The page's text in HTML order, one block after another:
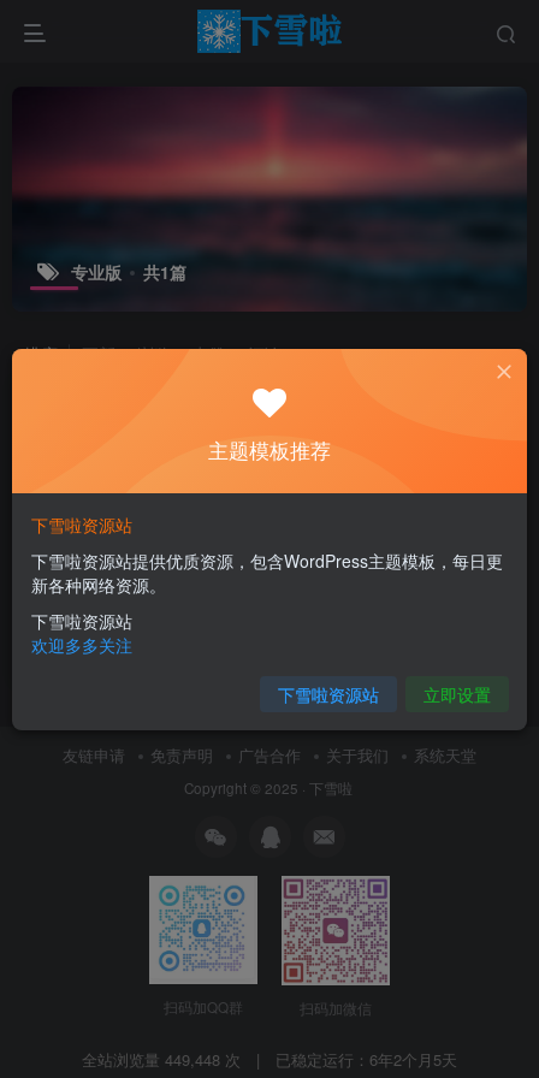
专业版 共1篇
排序 更新 浏览 点赞 评论
微软Win10版本 2004 正式版
官方 ISO 镜像下载大全
Windows10
6月7日 15:59
友链申请 免责声明 广告合作 关于我们 系统天堂
Copyright © 2025 · 下雪啦
扫码加QQ群 扫码加微信
全站浏览量 449,448 次 | 已稳定运行： 6年2个月5天
主题模板推荐
下雪啦资源站
下雪啦资源站提供优质资源，包含WordPress主题模板，每日更
新各种网络资源。
下雪啦资源站
欢迎多多关注
下雪啦资源站 立即设置